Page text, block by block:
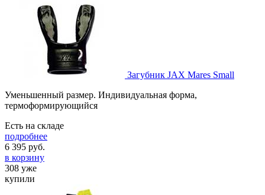
Загубник JAX Mares Small
Уменьшенный размер. Индивидуальная форма,
термоформирующийся
Есть на складе
подробнее
6 395 руб.
в корзину
308 уже
купили